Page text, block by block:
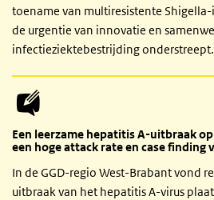
toename van multiresistente
de urgentie van innovatie en
infectieziektebestrijding
Een leerzame hepatitis A-uitbraak
een hoge attack rate en case finding
In de GGD-regio West-Brabant vond
uitbraak van het hepatitis A-virus plaats. De GGD deelt in